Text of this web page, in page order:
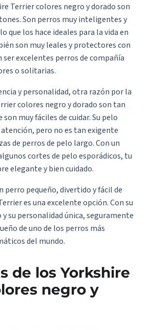
Terrier colores negro y dorado son
Son perros muy inteligentes y
que los hace ideales para la vida en
son muy leales y protectores con
ser excelentes perros de compañía
o solitarias.
y personalidad, otra razón por la
colores negro y dorado son tan
muy fáciles de cuidar. Su pelo
pero no es tan exigente
de perros de pelo largo. Con un
cortes de pelo esporádicos, tu
elegante y bien cuidado.
perro pequeño, divertido y fácil de
es una excelente opción. Con su
su personalidad única, seguramente
de uno de los perros más
del mundo.
de los Yorkshire
negro y